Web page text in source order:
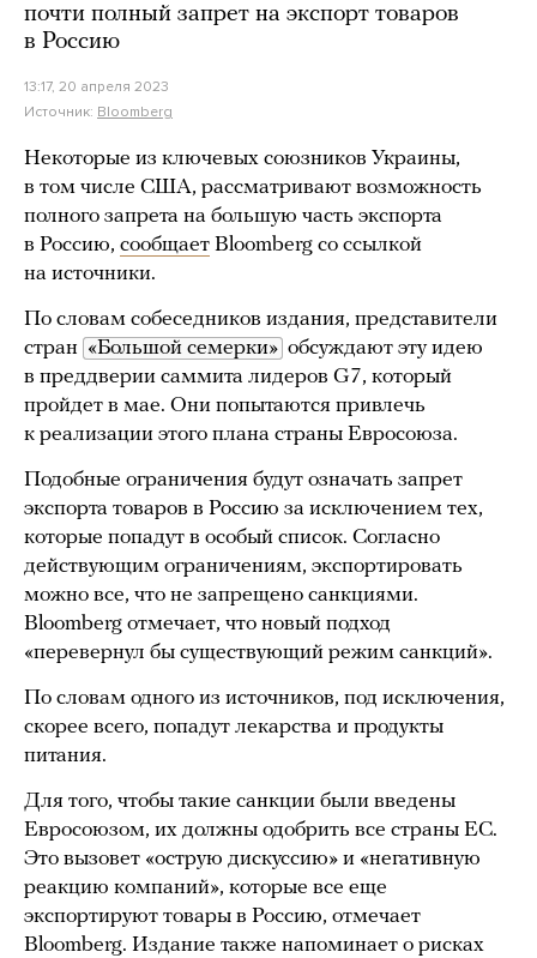
почти полный запрет на экспорт товаров
в Россию
13:17, 20 апреля 2023
Источник: Bloomberg
Некоторые из ключевых союзников Украины,
в том числе США, рассматривают возможность
полного запрета на большую часть экспорта
в Россию, сообщает Bloomberg со ссылкой
на источники.
По словам собеседников издания, представители
стран «Большой семерки» обсуждают эту идею
в преддверии саммита лидеров G7, который
пройдет в мае. Они попытаются привлечь
к реализации этого плана страны Евросоюза.
Подобные ограничения будут означать запрет
экспорта товаров в Россию за исключением тех,
которые попадут в особый список. Согласно
действующим ограничениям, экспортировать
можно все, что не запрещено санкциями.
Bloomberg отмечает, что новый подход
«перевернул бы существующий режим санкций».
По словам одного из источников, под исключения,
скорее всего, попадут лекарства и продукты
питания.
Для того, чтобы такие санкции были введены
Евросоюзом, их должны одобрить все страны ЕС.
Это вызовет «острую дискуссию» и «негативную
реакцию компаний», которые все еще
экспортируют товары в Россию, отмечает
Bloomberg. Издание также напоминает о рисках